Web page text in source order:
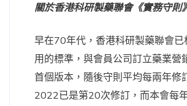
關於香港科研製藥聯會《實務守則》
早在70年代，香港科研製藥聯會已
用的標準，與會員公司訂立藥業營
首個版本，隨後守則平均每兩年修
2022已是第20次修訂，而本會每